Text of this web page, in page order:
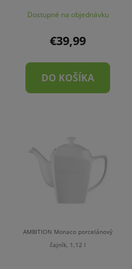
Dostupné na objednávku
€39,99
DO KOŠÍKA
AMBITION Monaco porcelánový
čajník, 1,12 l